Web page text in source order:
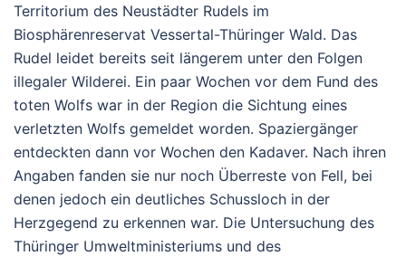
Territorium des Neustädter Rudels im
Biosphärenreservat Vessertal-Thüringer Wald. Das
Rudel leidet bereits seit längerem unter den Folgen
illegaler Wilderei. Ein paar Wochen vor dem Fund des
toten Wolfs war in der Region die Sichtung eines
verletzten Wolfs gemeldet worden. Spaziergänger
entdeckten dann vor Wochen den Kadaver. Nach ihren
Angaben fanden sie nur noch Überreste von Fell, bei
denen jedoch ein deutliches Schussloch in der
Herzgegend zu erkennen war. Die Untersuchung des
Thüringer Umweltministeriums und des